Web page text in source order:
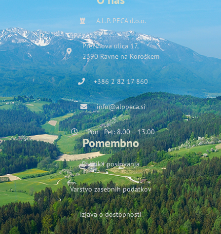
A.L.P. PECA d.o.o.
Prežihova ulica 17,
2390 Ravne na Koroškem
+386 2 82 17 860
info@alppeca.si
Pon - Pet: 8.00 – 13.00
Pomembno
Politika poslovanja
Varstvo zasebnih podatkov
Izjava o dostopnosti